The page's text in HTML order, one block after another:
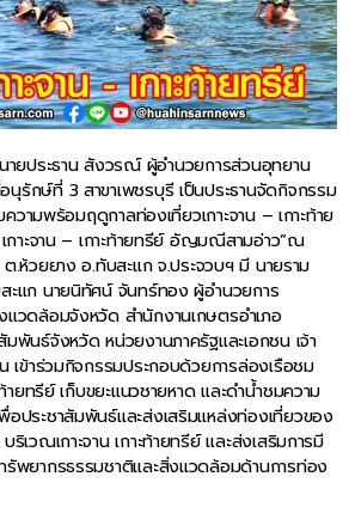
ยประธาน สังวรณ์ ผู้อำนวยการส่วนอุทยาน
รักษ์ที่ 3 สาขาเพชรบุรี เป็นประธานจัดกิจกรรม
วามพร้อมฤดูกาลท่องเที่ยวเกาะจาน – เกาะท้าย
กาะจาน – เกาะท้ายทรีย์ อัญมณีสามอ่าว”ณ
.ห้วยยาง อ.ทับสะแก จ.ประจวบฯ มี นายราม
ะแก นายนิทัศน์ จันทร์ทอง ผู้อำนวยการ
วดล้อมจังหวัด สำนักงานเกษตรอำเภอ
พันธ์จังหวัด หน่วยงานภาครัฐและเอกชน เจ้า
ข้าร่วมกิจกรรมประกอบด้วยการล่องเรือชม
ายทรีย์ เก็บขยะแนวชายหาด และดำน้ำชมความ
อประชาสัมพันธ์และส่งเสริมแหล่งท่องเที่ยวของ
เวณเกาะจาน เกาะท้ายทรีย์ และส่งเสริมการมี
พยากรธรรมชาติและสิ่งแวดล้อมด้านการท่อง